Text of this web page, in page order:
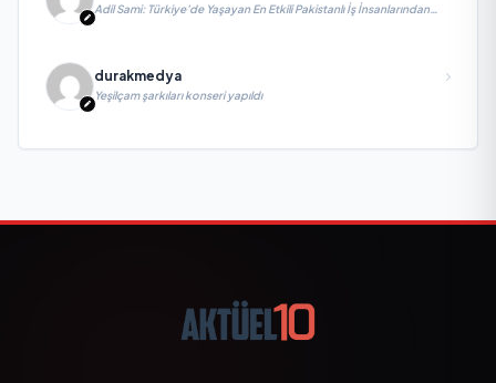
Adil Sami: Türkiye’de Yaşayan En Etkili Pakistanlı İş İnsanlarından
Biri, Yatırım ve Ekonomik Diplomasiyi Güçlendiriyor
durakmedya
Yeşilçam şarkıları konseri yapıldı